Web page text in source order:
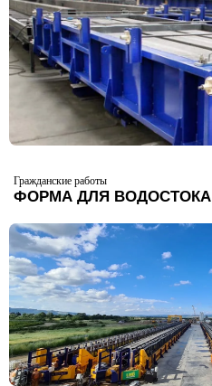
Гражданские работы
ФОРМА ДЛЯ ВОДОСТОКА